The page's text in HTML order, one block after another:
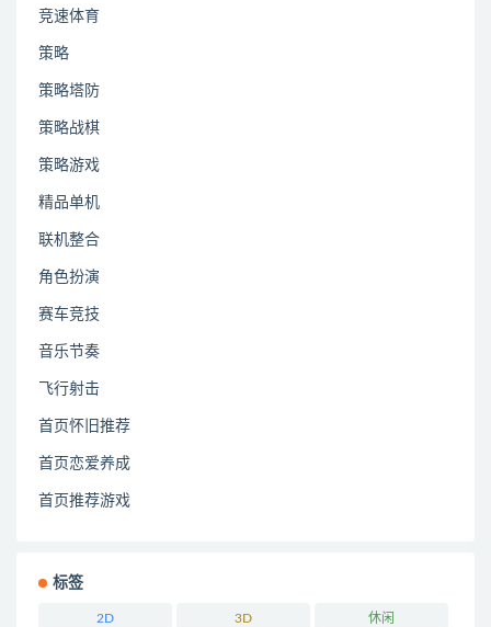
竞速体育
策略
策略塔防
策略战棋
策略游戏
精品单机
联机整合
角色扮演
赛车竞技
音乐节奏
飞行射击
首页怀旧推荐
首页恋爱养成
首页推荐游戏
标签
2D 3D 休闲